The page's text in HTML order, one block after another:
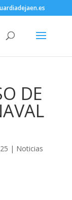
DE
| Noticias